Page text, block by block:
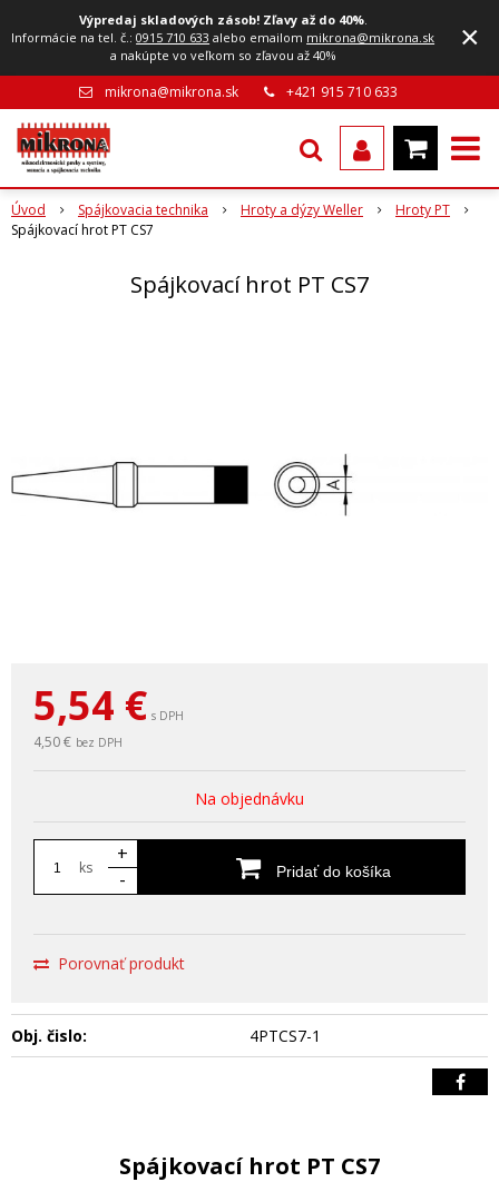
Výpredaj skladových zásob! Zľavy až do 40%.
Informácie na tel. č.:0915 710 633 alebo emailom mikrona@mikrona.sk
a nakúpte vo veľkom so zľavou až 40%
×
mikrona@mikrona.sk +421 915 710 633
Úvod Spájkovacia technika Hroty a dýzy Weller
Hroty PT
Spájkovací hrot PT CS7
Spájkovací hrot PT CS7
5,54 € s DPH
4,50 € bez DPH
Na objednávku
ks
+
-
Pridať do košíka
Porovnať produkt
Obj. čislo: 4PTCS7-1
Spájkovací hrot PT CS7